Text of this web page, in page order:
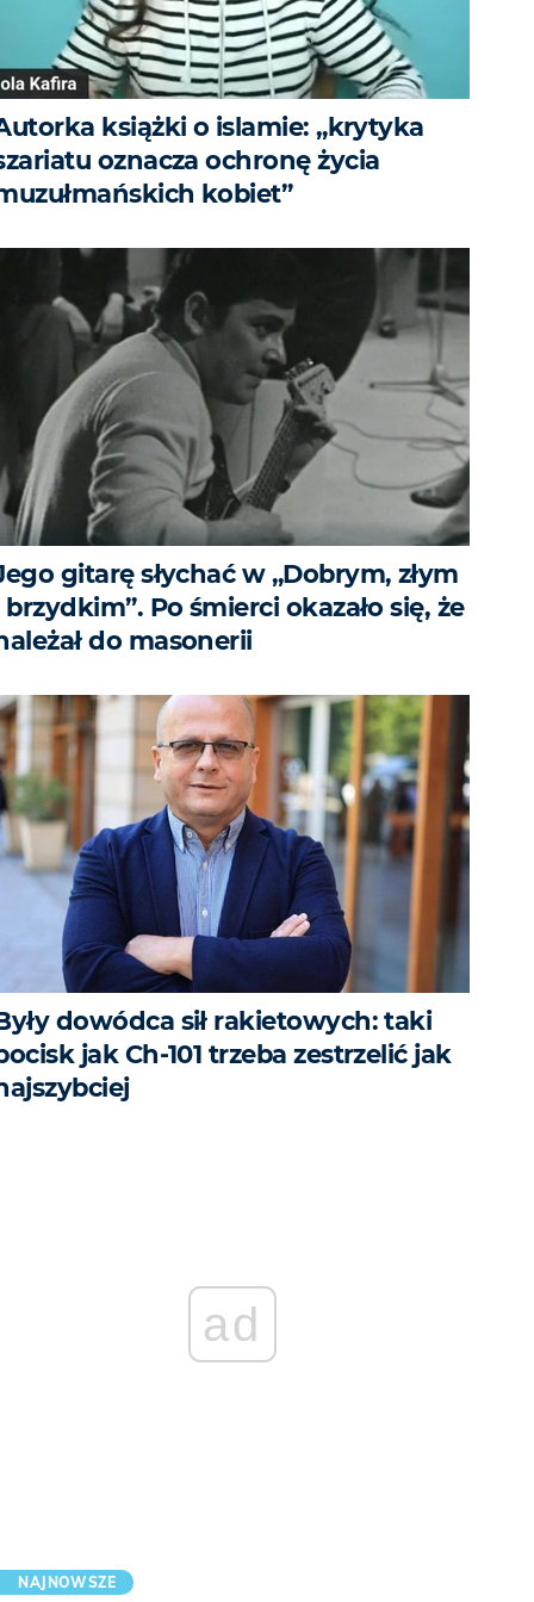
książki o islamie: „krytyka
oznacza ochronę życia
kobiet”
gitarę słychać w „Dobrym, złym
brzydkim”. Po śmierci okazało się, że
do masonerii
dowódca sił rakietowych: taki
jak Ch-101 trzeba zestrzelić jak
ad
NAJNOWSZE